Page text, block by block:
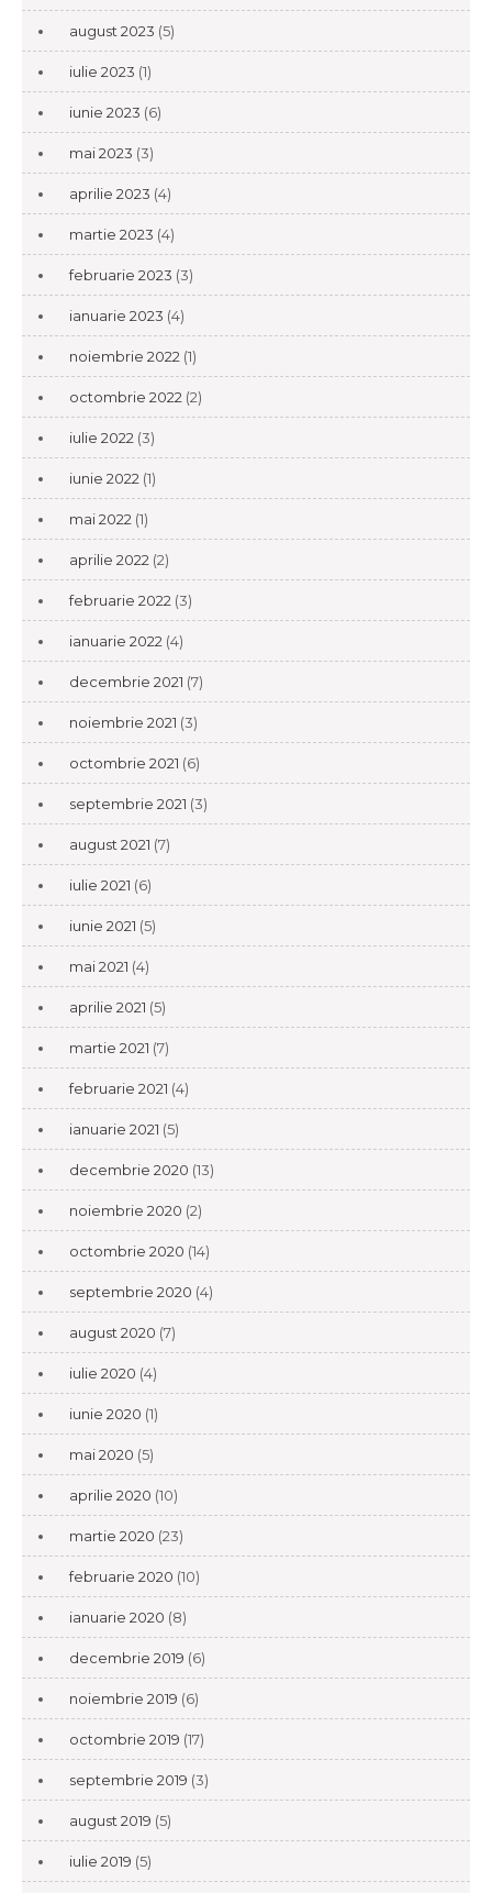
august 2023 (5)
iulie 2023 (1)
iunie 2023 (6)
mai 2023 (3)
aprilie 2023 (4)
martie 2023 (4)
februarie 2023 (3)
ianuarie 2023 (4)
noiembrie 2022 (1)
octombrie 2022 (2)
iulie 2022 (3)
iunie 2022 (1)
mai 2022 (1)
aprilie 2022 (2)
februarie 2022 (3)
ianuarie 2022 (4)
decembrie 2021 (7)
noiembrie 2021 (3)
octombrie 2021 (6)
septembrie 2021 (3)
august 2021 (7)
iulie 2021 (6)
iunie 2021 (5)
mai 2021 (4)
aprilie 2021 (5)
martie 2021 (7)
februarie 2021 (4)
ianuarie 2021 (5)
decembrie 2020 (13)
noiembrie 2020 (2)
octombrie 2020 (14)
septembrie 2020 (4)
august 2020 (7)
iulie 2020 (4)
iunie 2020 (1)
mai 2020 (5)
aprilie 2020 (10)
martie 2020 (23)
februarie 2020 (10)
ianuarie 2020 (8)
decembrie 2019 (6)
noiembrie 2019 (6)
octombrie 2019 (17)
septembrie 2019 (3)
august 2019 (5)
iulie 2019 (5)